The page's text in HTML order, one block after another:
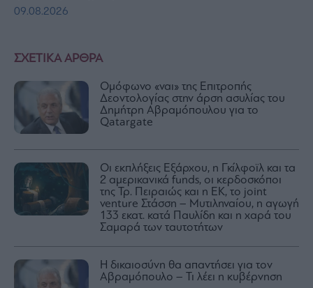
ΣΧΕΤΙΚΑ ΑΡΘΡΑ
Ομόφωνο «ναι» της Επιτροπής
Δεοντολογίας στην άρση ασυλίας του
Δημήτρη Αβραμόπουλου για το
Qatargate
Οι εκπλήξεις Εξάρχου, η Γκίλφοϊλ και τα
2 αμερικανικά funds, οι κερδοσκόποι
της Τρ. Πειραιώς και η ΕΚ, το joint
venture Στάσση – Μυτιληναίου, η αγωγή
133 εκατ. κατά Παυλίδη και η χαρά του
Σαμαρά των ταυτοτήτων
Η δικαιοσύνη θα απαντήσει για τον
Αβραμόπουλο – Τι λέει η κυβέρνηση
09.08.2026